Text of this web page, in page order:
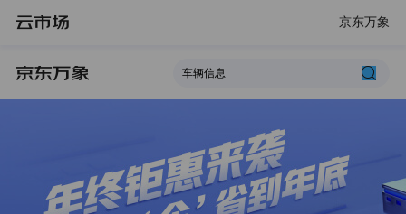
京东万象